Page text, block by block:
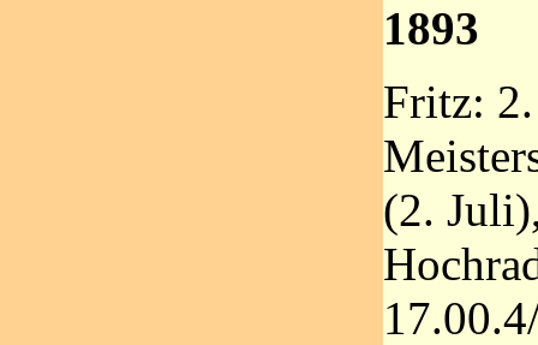
1893
Fritz:
(2.